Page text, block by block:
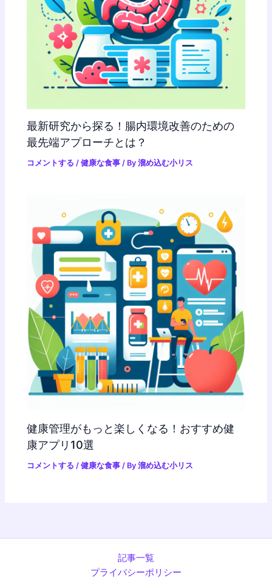
最新研究から探る！腸内環境改善のための
最先端アプローチとは？
コメントする /健康な食事 / By溜め込む小リス
健康管理がもっと楽しくなる！おすすめ健
康アプリ10選
コメントする /健康な食事 / By溜め込む小リス
記事一覧
プライバシーポリシー